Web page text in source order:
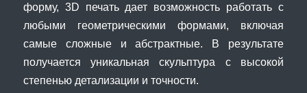
форму, 3D печать дает возможность работать с
любыми геометрическими формами, включая
самые сложные и абстрактные. В результате
получается уникальная скульптура с высокой
степенью детализации и точности.